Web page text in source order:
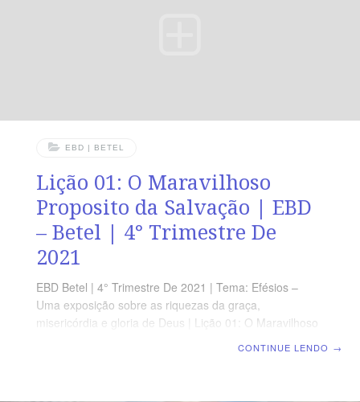
EBD | BETEL
Lição 01: O Maravilhoso
Proposito da Salvação | EBD
– Betel | 4° Trimestre De
2021
EBD Betel | 4° Trimestre De 2021 | Tema: Efésios –
Uma exposição sobre as riquezas da graça,
misericórdia e gloria de Deus | Lição 01: O Maravilhoso
CONTINUE LENDO →